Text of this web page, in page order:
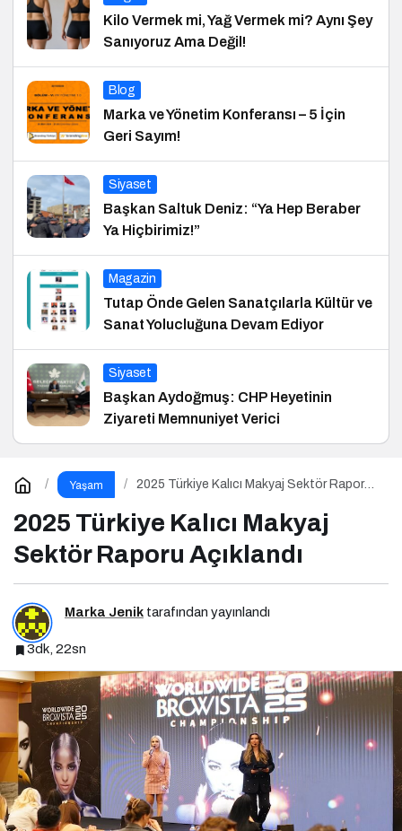
Kilo Vermek mi, Yağ Vermek mi? Aynı Şey
Sanıyoruz Ama Değil!
Blog
Marka ve Yönetim Konferansı – 5 İçin
Geri Sayım!
Siyaset
Başkan Saltuk Deniz: “Ya Hep Beraber
Ya Hiçbirimiz!”
Magazin
Tutap Önde Gelen Sanatçılarla Kültür ve
Sanat Yolucluğuna Devam Ediyor
Siyaset
Başkan Aydoğmuş: CHP Heyetinin
Ziyareti Memnuniyet Verici
Yaşam
2025 Türkiye Kalıcı Makyaj Sektör Raporu
2025 Türkiye Kalıcı Makyaj
Sektör Raporu Açıklandı
Marka Jenik tarafından yayınlandı
3dk, 22sn